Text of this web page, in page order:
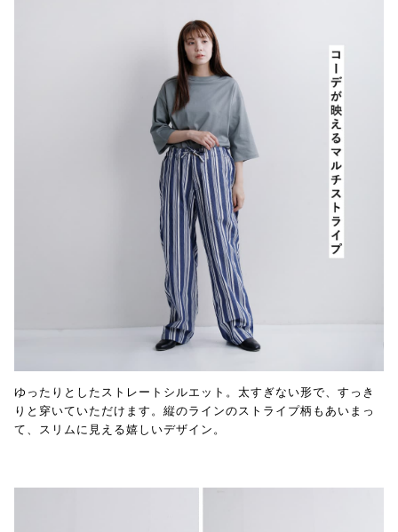
ゆったりとしたストレートシルエット。太すぎない形で、すっき
りと穿いていただけます。縦のラインのストライプ柄もあいまっ
て、スリムに見える嬉しいデザイン。